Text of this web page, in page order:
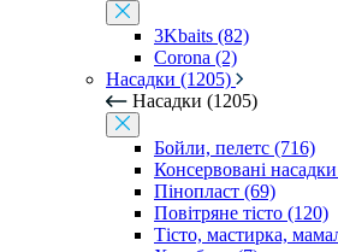
3Kbaits (82)
Corona (2)
Насадки (1205)
Насадки (1205)
Бойли, пелетс (716)
Консервовані
Пінопласт (69)
Повітряне тісто (120)
Тісто, мастирка,